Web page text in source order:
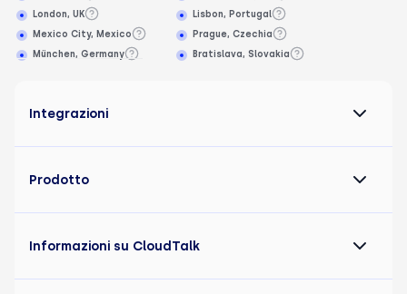
London, UK
Mexico City, Mexico
München, Germany
Lisbon, Portugal
Prague, Czechia
Bratislava, Slovakia
Integrazioni
Prodotto
Informazioni su CloudTalk